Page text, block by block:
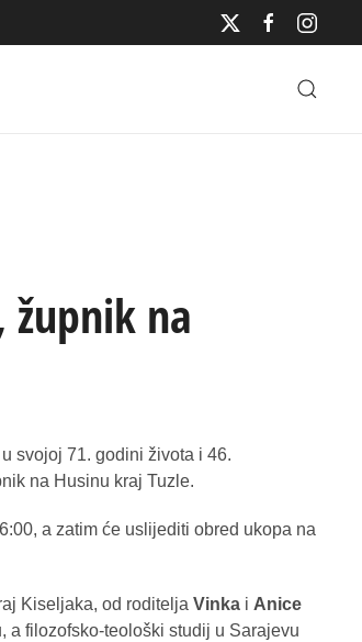
župnik na
svojoj 71. godini života i 46.
na Husinu kraj Tuzle.
a zatim će uslijediti obred ukopa na
Kiseljaka, od roditelja Vinkai Anice
a filozofsko-teološki studij u Sarajevu